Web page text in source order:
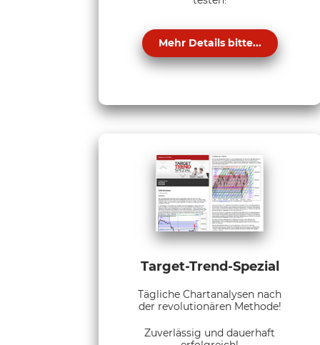
Mehr Details bitte...
Target-Trend-Spezial
Tägliche Chartanalysen nach
der revolutionären Methode!
Zuverlässig und dauerhaft